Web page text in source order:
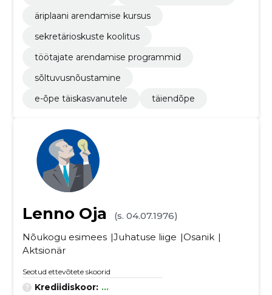
äriplaani arendamise kursus
sekretärioskuste koolitus
töötajate arendamise programmid
sõltuvusnõustamine
e-õpe täiskasvanutele
täiendõpe
Lenno Oja
(s. 04.07.1976)
Nõukogu esimees Juhatuse liige
Osanik
Aktsionär
Seotud ettevõtete skoorid
Krediidiskoor: ...